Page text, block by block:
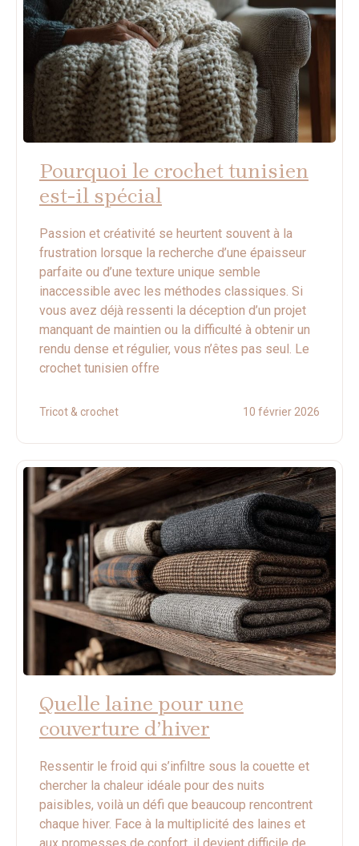
Pourquoi le crochet tunisien
est-il spécial
Passion et créativité se heurtent souvent à la
frustration lorsque la recherche d’une épaisseur
parfaite ou d’une texture unique semble
inaccessible avec les méthodes classiques. Si
vous avez déjà ressenti la déception d’un projet
manquant de maintien ou la difficulté à obtenir un
rendu dense et régulier, vous n’êtes pas seul. Le
crochet tunisien offre
Tricot & crochet 10 février 2026
Quelle laine pour une
couverture d’hiver
Ressentir le froid qui s’infiltre sous la couette et
chercher la chaleur idéale pour des nuits
paisibles, voilà un défi que beaucoup rencontrent
chaque hiver. Face à la multiplicité des laines et
aux promesses de confort, il devient difficile de